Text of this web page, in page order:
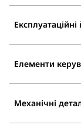
Елементи
Механічні